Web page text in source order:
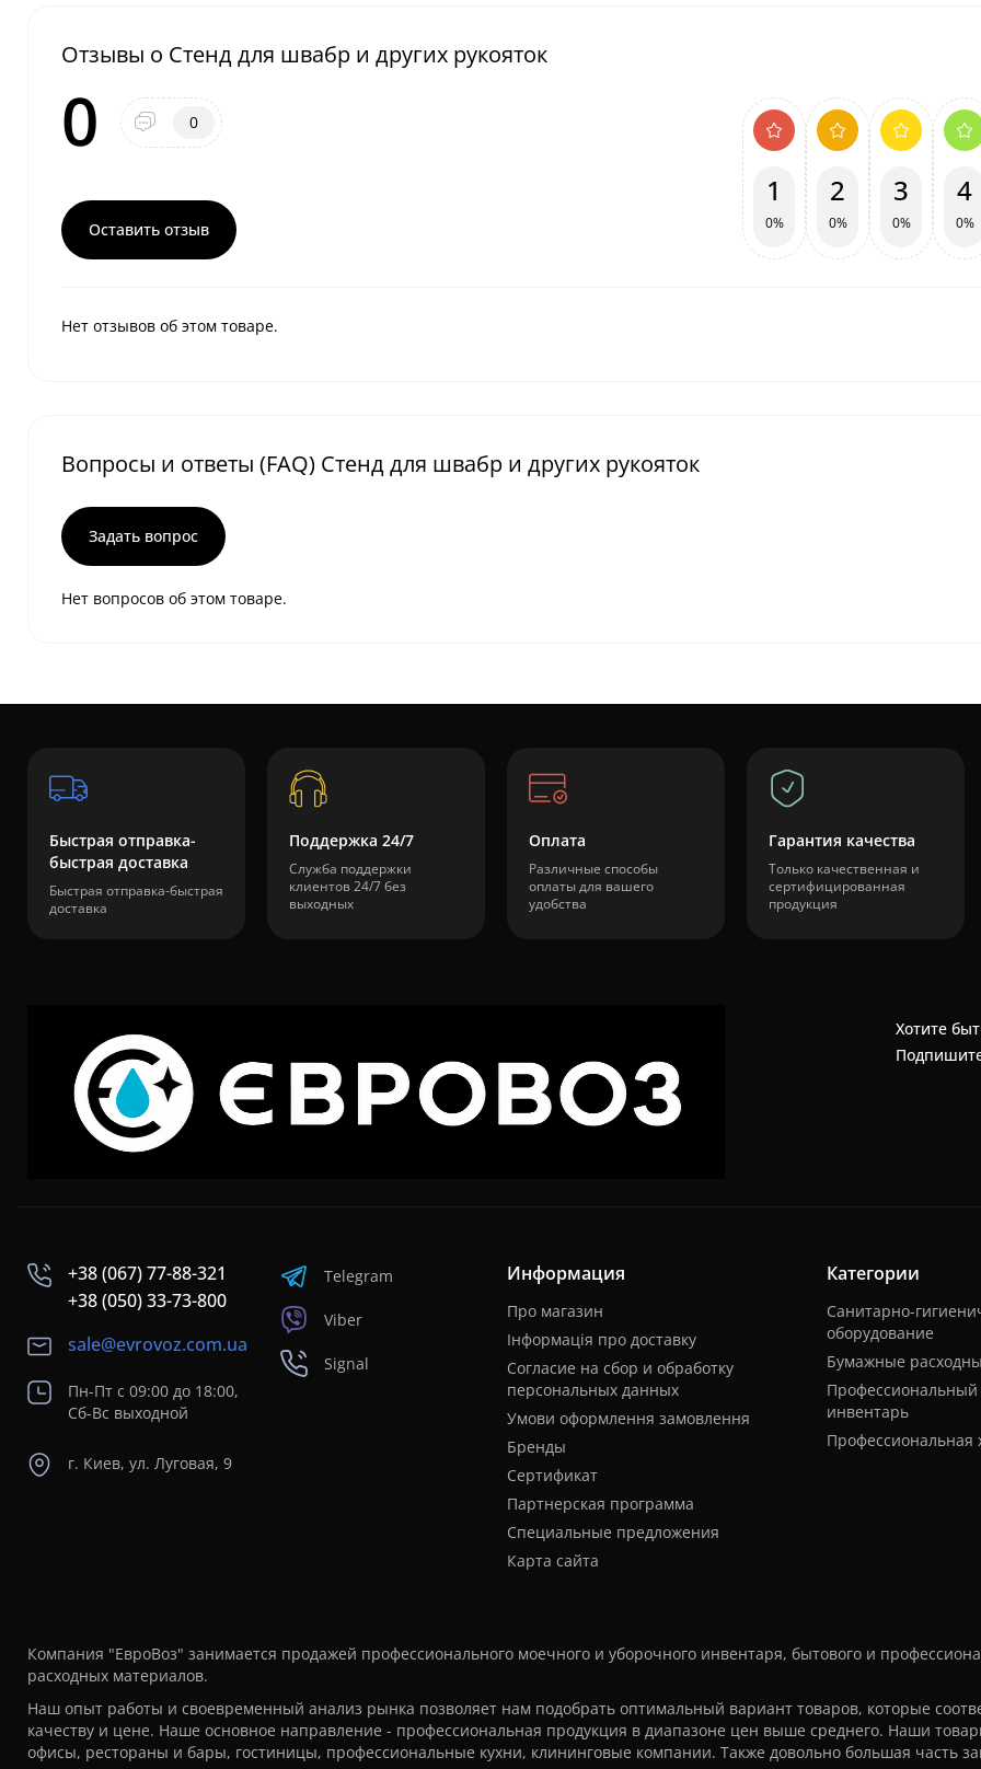
Отзывы о Стенд для швабр и других рукояток
0 0
Оставить отзыв
1
0%
2
0%
3
0%
4
0%
Нет отзывов об этом товаре.
Вопросы и ответы (FAQ) Стенд для швабр и других рукояток
Задать вопрос
Нет вопросов об этом товаре.
Быстрая отправка-
быстрая доставка
Быстрая отправка-быстрая
доставка
Поддержка 24/7
Служба поддержки
клиентов 24/7 без
выходных
Оплата
Различные способы
оплаты для вашего
удобства
Гарантия качества
Только качественная и
сертифицированная
продукция
Хотите
+38 (067) 77-88-321
+38 (050) 33-73-800
sale@evrovoz.com.ua
Пн-Пт с 09:00 до 18:00,
Сб-Вс выходной
г. Киев, ул. Луговая, 9
Telegram
Viber
Signal
Информация
Про магазин
Інформація про доставку
Согласие на сбор и обработку
персональных данных
Умови оформлення замовлення
Бренды
Сертификат
Партнерская программа
Специальные предложения
Карта сайта
Категории
Санитарно-
оборудование
Бумажные
инвентарь
Профессиональная
Компания "ЕвроВоз" занимается продажей профессионального моечного и уборочного инвентаря, бытового и
расходных материалов.
Наш опыт работы и своевременный анализ рынка позволяет нам подобрать оптимальный вариант товаров, которые
качеству и цене. Наше основное направление - профессиональная продукция в диапазоне цен выше среднего. Наши
офисы, рестораны и бары, гостиницы, профессиональные кухни, клининговые компании. Также довольно большая часть